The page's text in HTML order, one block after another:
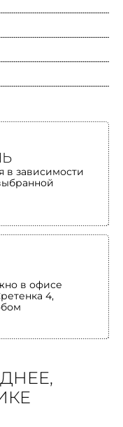
в зависимости
в офисе
4,